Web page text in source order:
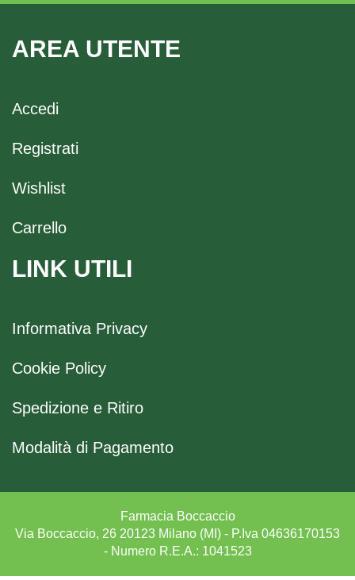
AREA UTENTE
Accedi
Registrati
Wishlist
Carrello
LINK UTILI
Informativa Privacy
Cookie Policy
Spedizione e Ritiro
Modalità di Pagamento
Farmacia Boccaccio
Via Boccaccio, 26 20123 Milano (MI) - P.Iva 04636170153
- Numero R.E.A.: 1041523